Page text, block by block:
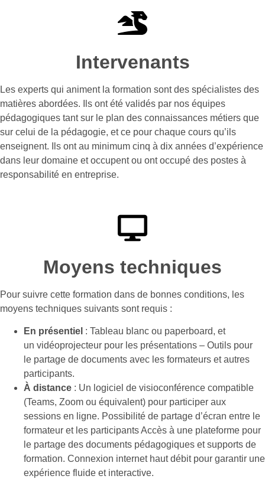
Intervenants
Les experts qui animent la formation sont des spécialistes des
matières abordées. Ils ont été validés par nos équipes
pédagogiques tant sur le plan des connaissances métiers que
sur celui de la pédagogie, et ce pour chaque cours qu’ils
enseignent. Ils ont au minimum cinq à dix années d’expérience
dans leur domaine et occupent ou ont occupé des postes à
responsabilité en entreprise.
Moyens techniques
Pour suivre cette formation dans de bonnes conditions, les
moyens techniques suivants sont requis :
En présentiel : Tableau blanc ou paperboard, et
un vidéoprojecteur pour les présentations – Outils pour
le partage de documents avec les formateurs et autres
participants.
À distance : Un logiciel de visioconférence compatible
(Teams, Zoom ou équivalent) pour participer aux
sessions en ligne. Possibilité de partage d’écran entre le
formateur et les participants Accès à une plateforme pour
le partage des documents pédagogiques et supports de
formation. Connexion internet haut débit pour garantir une
expérience fluide et interactive.